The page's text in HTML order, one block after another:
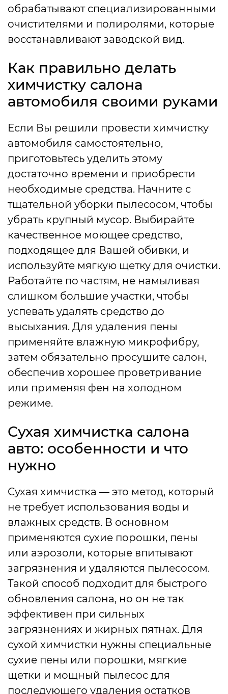
обрабатывают специализированными
очистителями и полиролями, которые
восстанавливают заводской вид.
Как правильно делать
химчистку салона
автомобиля своими руками
Если Вы решили провести химчистку
автомобиля самостоятельно,
приготовьтесь уделить этому
достаточно времени и приобрести
необходимые средства. Начните с
тщательной уборки пылесосом, чтобы
убрать крупный мусор. Выбирайте
качественное моющее средство,
подходящее для Вашей обивки, и
используйте мягкую щетку для очистки.
Работайте по частям, не намыливая
слишком большие участки, чтобы
успевать удалять средство до
высыхания. Для удаления пены
применяйте влажную микрофибру,
затем обязательно просушите салон,
обеспечив хорошее проветривание
или применяя фен на холодном
режиме.
Сухая химчистка салона
авто: особенности и что
нужно
Сухая химчистка — это метод, который
не требует использования воды и
влажных средств. В основном
применяются сухие порошки, пены
или аэрозоли, которые впитывают
загрязнения и удаляются пылесосом.
Такой способ подходит для быстрого
обновления салона, но он не так
эффективен при сильных
загрязнениях и жирных пятнах. Для
сухой химчистки нужны специальные
сухие пены или порошки, мягкие
щетки и мощный пылесос для
последующего удаления остатков